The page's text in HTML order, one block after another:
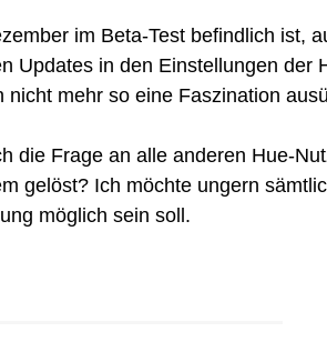
im Beta-Test befindlich ist,
Updates in den Einstellungen der
mehr so eine Faszination
die Frage an alle anderen Hue-
gelöst? Ich möchte ungern
möglich sein soll.